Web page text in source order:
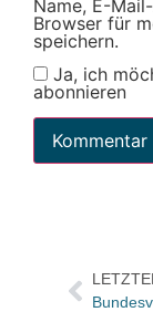
Name, E-
Browser für
speichern.
Ja, ich
abonnieren